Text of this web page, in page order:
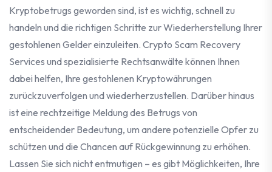
Kryptobetrugs geworden sind, ist es wichtig, schnell zu
handeln und die richtigen Schritte zur Wiederherstellung Ihrer
gestohlenen Gelder einzuleiten. Crypto Scam Recovery
Services und spezialisierte Rechtsanwälte können Ihnen
dabei helfen, Ihre gestohlenen Kryptowährungen
zurückzuverfolgen und wiederherzustellen. Darüber hinaus
ist eine rechtzeitige Meldung des Betrugs von
entscheidender Bedeutung, um andere potenzielle Opfer zu
schützen und die Chancen auf Rückgewinnung zu erhöhen.
Lassen Sie sich nicht entmutigen – es gibt Möglichkeiten, Ihre